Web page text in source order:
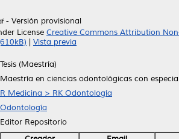
- Versión provisional
License Creative Commons Attribution
Vista previa
Tesis (Maestría)
Maestría en ciencias odontológicas con
R Medicina > RK Odontología
Odontología
Editor Repositorio